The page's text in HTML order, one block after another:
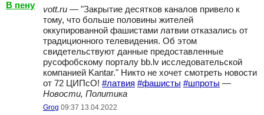
В пену
vott.ru — "Закрытие десятков каналов привело к
тому, что больше половины жителей
оккупированной фашистами латвии отказались от
традиционного телевидения. Об этом
свидетельствуют данные предоставленные
русофобскому порталу bb.lv исследовательской
компанией Kantar." Никто не хочет смотреть новости
от 72 ЦИПсО! #латвия #фашисты #шпроты —
Новости, Политика
Grog 09:37 13.04.2022